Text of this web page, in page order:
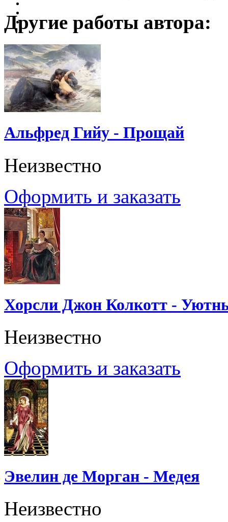
Другие работы автора:
Альфред Гийу - Прощай
Неизвестно
Оформить и заказать
Хорсли Джон Колкотт -
Неизвестно
Оформить и заказать
Эвелин де Морган - Медея
Неизвестно